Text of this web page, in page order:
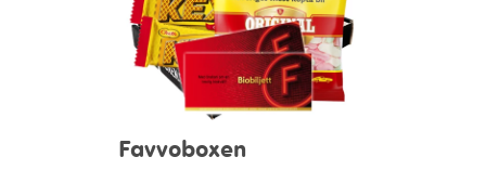
Favvoboxen